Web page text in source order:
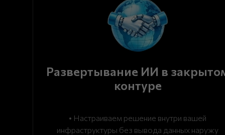
Развертывание ИИ в
контуре
• Настраиваем решение внутри вашей
инфраструктуры без вывода данных наружу